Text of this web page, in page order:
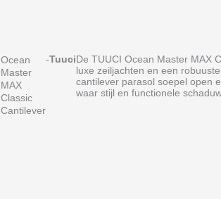
Ocean
Master
MAX
Classic
Cantilever
-TuuciDe TUUCI Ocean Master MAX
luxe zeiljachten en een
cantilever parasol soepel open
waar stijl en functionele